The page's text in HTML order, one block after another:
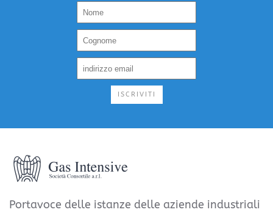
ISCRIVITI
Portavoce delle istanze delle aziende industriali